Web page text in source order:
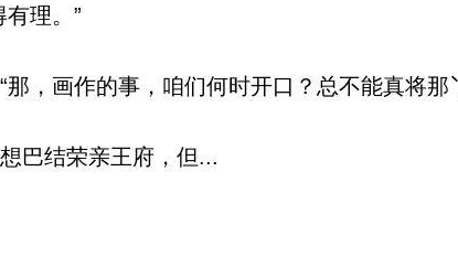
理。”
，画作的事，咱们何时开口？总不能真将那
巴结荣亲王府，但...